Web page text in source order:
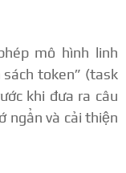
mô hình linh
token” (task
khi đưa ra câu
ngẩn và cải thiện